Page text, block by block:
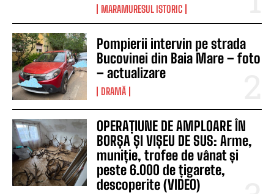
MARAMURESUL ISTORIC
Pompierii intervin pe strada
Bucovinei din Baia Mare – foto
– actualizare
DRAMĂ
OPERAȚIUNE DE AMPLOARE ÎN
BORȘA ȘI VIȘEU DE SUS: Arme,
muniție, trofee de vânat și
peste 6.000 de țigarete,
descoperite (VIDEO)